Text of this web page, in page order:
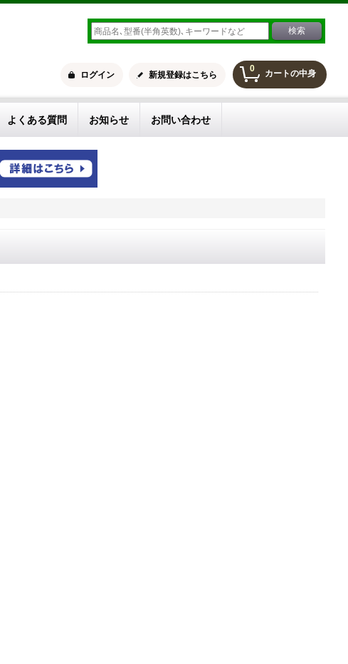
0 カートの中身
ログイン 新規登録はこちら
よくある質問 お知らせ お問い合わせ